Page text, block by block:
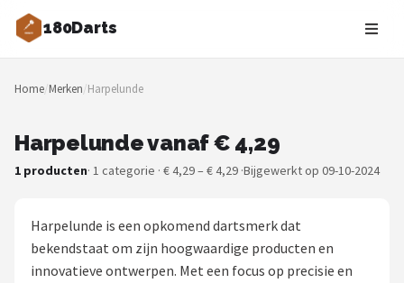
180Darts
Zoeken
NAVIGATIE
Merken
Blog
Home/Merken/Harpelunde
Harpelunde vanaf € 4,29
1 producten· 1 categorie · € 4,29 – € 4,29 ·Bijgewerkt op 09-10-2024
Harpelunde is een opkomend dartsmerk dat
bekendstaat om zijn hoogwaardige producten en
innovatieve ontwerpen. Met een focus op precisie en